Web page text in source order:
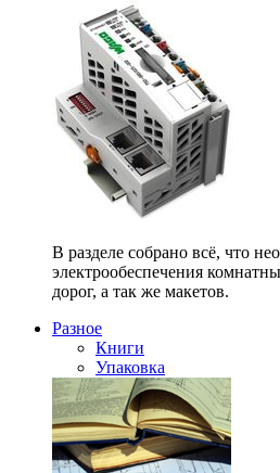
В разделе собрано всё, что
электрообеспечения
дорог, а так же макетов.
Разное
Книги
Упаковка